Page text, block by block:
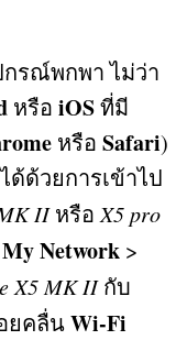
รณ์พกพา ไม่ว่า
หรือ iOSที่มี
หรือ Safari)
ได้ด้วยการเข้าไป
II หรือX5 pro
My Network >
X5 MK II กับ
ยคลื่นWi-Fi